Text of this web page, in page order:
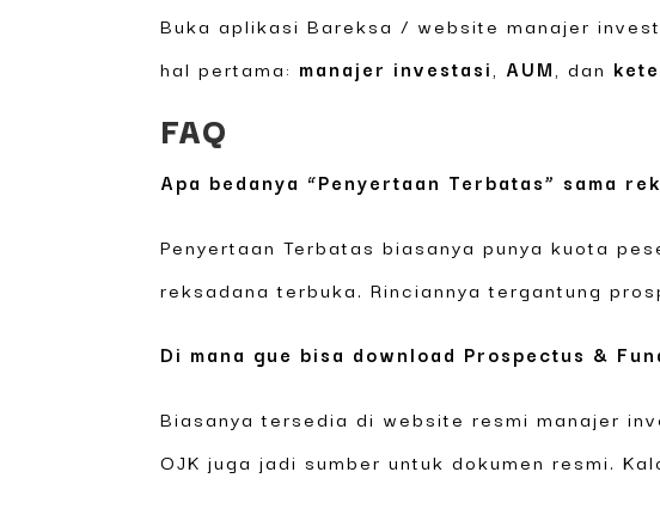
Buka aplikasi Bareksa / website manajer
hal pertama: manajer investasi, AUM, dan
FAQ
Apa bedanya “Penyertaan Terbatas” sama
Penyertaan Terbatas biasanya punya kuota
reksadana terbuka. Rinciannya tergantung
Di mana gue bisa download Prospectus &
Biasanya tersedia di website resmi manajer
OJK juga jadi sumber untuk dokumen resmi.